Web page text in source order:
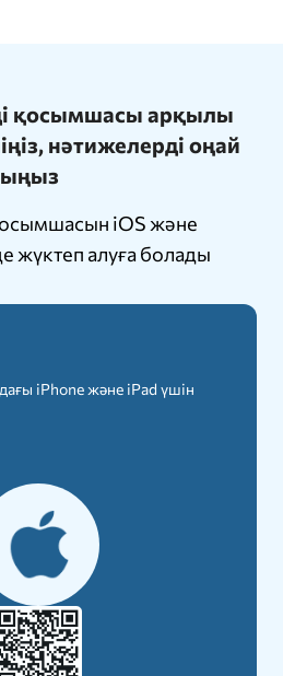
қосымшасы арқылы
нәтижелерді оңай
iOS және
жүктеп алуға болады
iPhone және iPad үшін